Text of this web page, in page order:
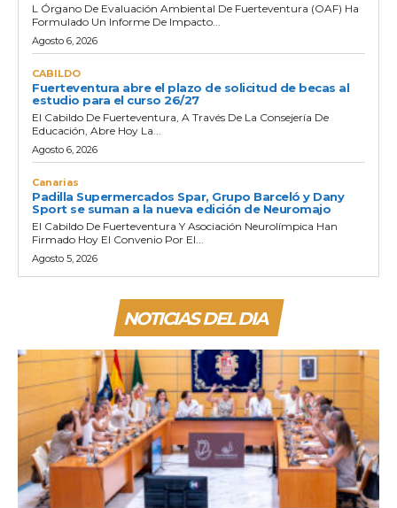
L Órgano De Evaluación Ambiental De Fuerteventura (OAF) Ha
Formulado Un Informe De Impacto...
Agosto 6, 2026
CABILDO
Fuerteventura abre el plazo de solicitud de becas al
estudio para el curso 26/27
El Cabildo De Fuerteventura, A Través De La Consejería De
Educación, Abre Hoy La...
Agosto 6, 2026
Canarias
Padilla Supermercados Spar, Grupo Barceló y Dany
Sport se suman a la nueva edición de Neuromajo
El Cabildo De Fuerteventura Y Asociación Neurolímpica Han
Firmado Hoy El Convenio Por El...
Agosto 5, 2026
NOTICIAS DEL DIA